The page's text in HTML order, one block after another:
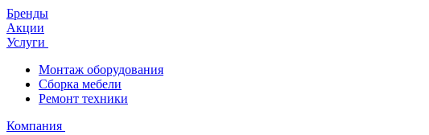
Бренды
Акции
Услуги
Монтаж оборудования
Сборка мебели
Ремонт техники
Компания